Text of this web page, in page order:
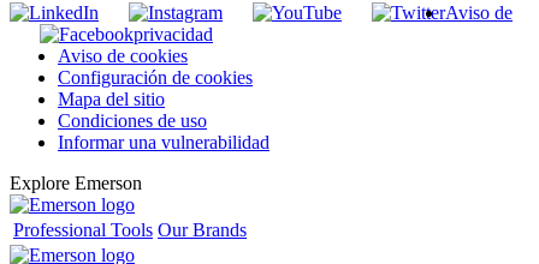
Aviso de
privacidad
Aviso de cookies
Configuración de cookies
Mapa del sitio
Condiciones de uso
Informar una vulnerabilidad
Explore Emerson
Professional Tools Our Brands